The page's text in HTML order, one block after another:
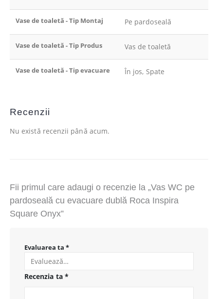
Vase de toaletă - Tip Montaj Pe pardoseală
Vase de toaletă - Tip Produs Vas de toaletă
Vase de toaletă - Tip evacuare În jos, Spate
Recenzii
Nu există recenzii până acum.
Fii primul care adaugi o recenzie la „Vas WC pe
pardoseală cu evacuare dublă Roca Inspira
Square Onyx”
Evaluarea ta *
Recenzia ta *